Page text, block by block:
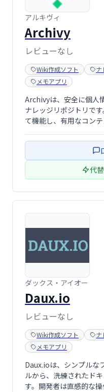
アルキヴィ
Archivy
レビューなし
Wiki作成ソフト
ナ
メモアプリ
Archivyは、安全に個人
ナレッジリポジトリで
て機能し、有用なコン
です。
代
ダックス・アイオー
Daux.io
レビューなし
Wiki作成ソフト
ナ
メモアプリ
Daux.ioは、シンプルな
ルから、洗練されたド
す。開発者は直感的な